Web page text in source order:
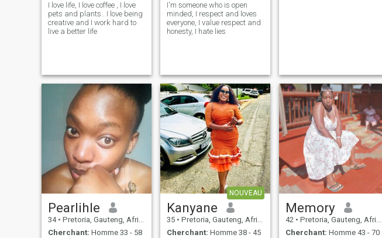
I love life, I love coffee , I love
pets and plants.. I love being
creative and I work hard to
live a better life
I'm someone who is open
minded, I respect and loves
everyone, I value respect and
honesty, I hate lies
Pearlihle
34 • Pretoria, Gauteng, Afrique du Sud
Cherchant: Homme 33 - 58
NOUVEAU
Kanyane
35 • Pretoria, Gauteng, Afrique du Sud
Cherchant: Homme 38 - 45
Memory
42 • Pretoria, Gauteng, Afrique du Sud
Cherchant: Homme 43 - 70